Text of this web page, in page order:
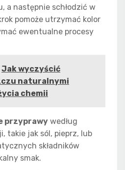
a następnie schłodzić w
pomoże utrzymać kolor
ewentualne procesy
Jak wyczyścić
naturalnymi
chemii
przyprawy według
takie jak sól, pieprz, lub
składników
smak.